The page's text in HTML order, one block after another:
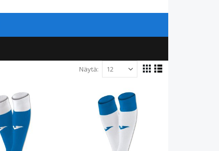
Näytä
View
Ruudukko
Luettelo